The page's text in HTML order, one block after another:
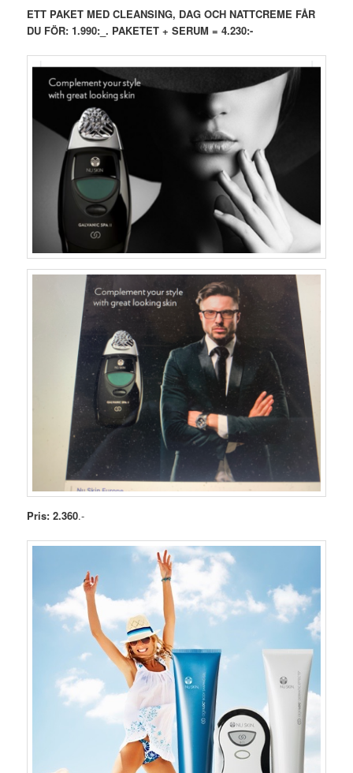
ETT PAKET MED CLEANSING, DAG OCH NATTCREME FÅR
DU FÖR: 1.990:_. PAKETET + SERUM = 4.230:-
Pris: 2.360.-